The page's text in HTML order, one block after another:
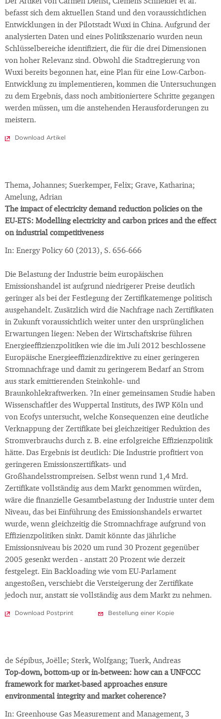
befasst sich dem aktuellen Stand und den voraussichtlichen
Entwicklungen in der Pilotstadt Wuxi in China. Aufgrund der
analysierten Daten und eines Politikszenario wurden neun
Schlüsselbereiche identifiziert, die für die drei Dimensionen
von hoher Relevanz sind. Obwohl die Stadtregierung von
Wuxi bereits begonnen hat, eine Plan für eine Low-Carbon-
Entwicklung zu implementieren, kommen die Untersuchungen
zu dem Ergebnis, dass noch ambitioniertere Schritte gegangen
werden müssen, um die anstehenden Herausforderungen zu
meistern.
Download Artikel
Thema, Johannes; Suerkemper, Felix; Grave, Katharina;
Amelung, Adrian
The impact of electricity demand reduction policies on the
EU-ETS: Modelling electricity and carbon prices and the effect
on industrial competitiveness
In: Energy Policy 60 (2013), S. 656-666
Die Belastung der Industrie beim europäischen
Emissionshandel ist aufgrund niedrigerer Preise deutlich
geringer als bei der Festlegung der Zertifikatemenge politisch
ausgehandelt. Zusätzlich wird die Nachfrage nach Zertifikaten
in Zukunft voraussichtlich weiter unter den ursprünglichen
Erwartungen liegen: Neben der Wirtschaftskrise führen
Energieeffizienzpolitiken wie die im Juli 2012 beschlossene
Europäische Energieeffizienzdirektive zu einer geringeren
Stromnachfrage und damit zu geringerem Bedarf an Strom
aus stark emittierenden Steinkohle- und
Braunkohlekraftwerken. ?In einer gemeinsamen Studie haben
Wissenschaftler des Wuppertal Instituts, des IWP Köln und
von Ecofys untersucht, welche Konsequenzen eine deutliche
Verknappung der Zertifikate bei gleichzeitiger Reduktion des
Stromverbrauchs durch z. B. eine erfolgreiche Effizienzpolitik
hätte. Das Ergebnis ist deutlich: Die Industrie profitiert von
geringeren Emissionszertifikats- und
Großhandelsstrompreisen. Selbst wenn rund 1,4 Mrd.
Zertifikate vollständig aus dem Markt genommen würden,
wäre die finanzielle Gesamtbelastung der Industrie unter dem
Niveau, das bei Einführung des Emissionshandels erwartet
wurde, wenn gleichzeitig die Stromnachfrage aufgrund von
Effizienzpolitiken sinkt. Damit könnte das jährliche
Emissionsniveau bis 2020 um rund 30 Prozent gegenüber
2005 gesenkt werden - anstatt 20 Prozent wie derzeit
festgelegt. Ein Backloading wie vom EU-Parlament
angestoßen, verschiebt die Versteigerung der Zertifikate
jedoch nur, anstatt sie vollständig aus dem Markt zu nehmen.
Download Postprint Bestellung einer Kopie
de Sépibus, Joëlle; Sterk, Wolfgang; Tuerk, Andreas
Top-down, bottom-up or in-between: how can a UNFCCC
framework for market-based approaches ensure
environmental integrity and market coherence?
In: Greenhouse Gas Measurement and Management, 3